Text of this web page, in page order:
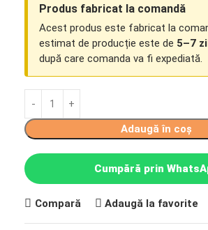
Produs fabricat la comandă
Acest produs este fabricat la
estimat de producție este de 5–7
după care comanda va fi expediată.
Adaugă în coș
Cumpără prin
Compară Adaugă la favorite